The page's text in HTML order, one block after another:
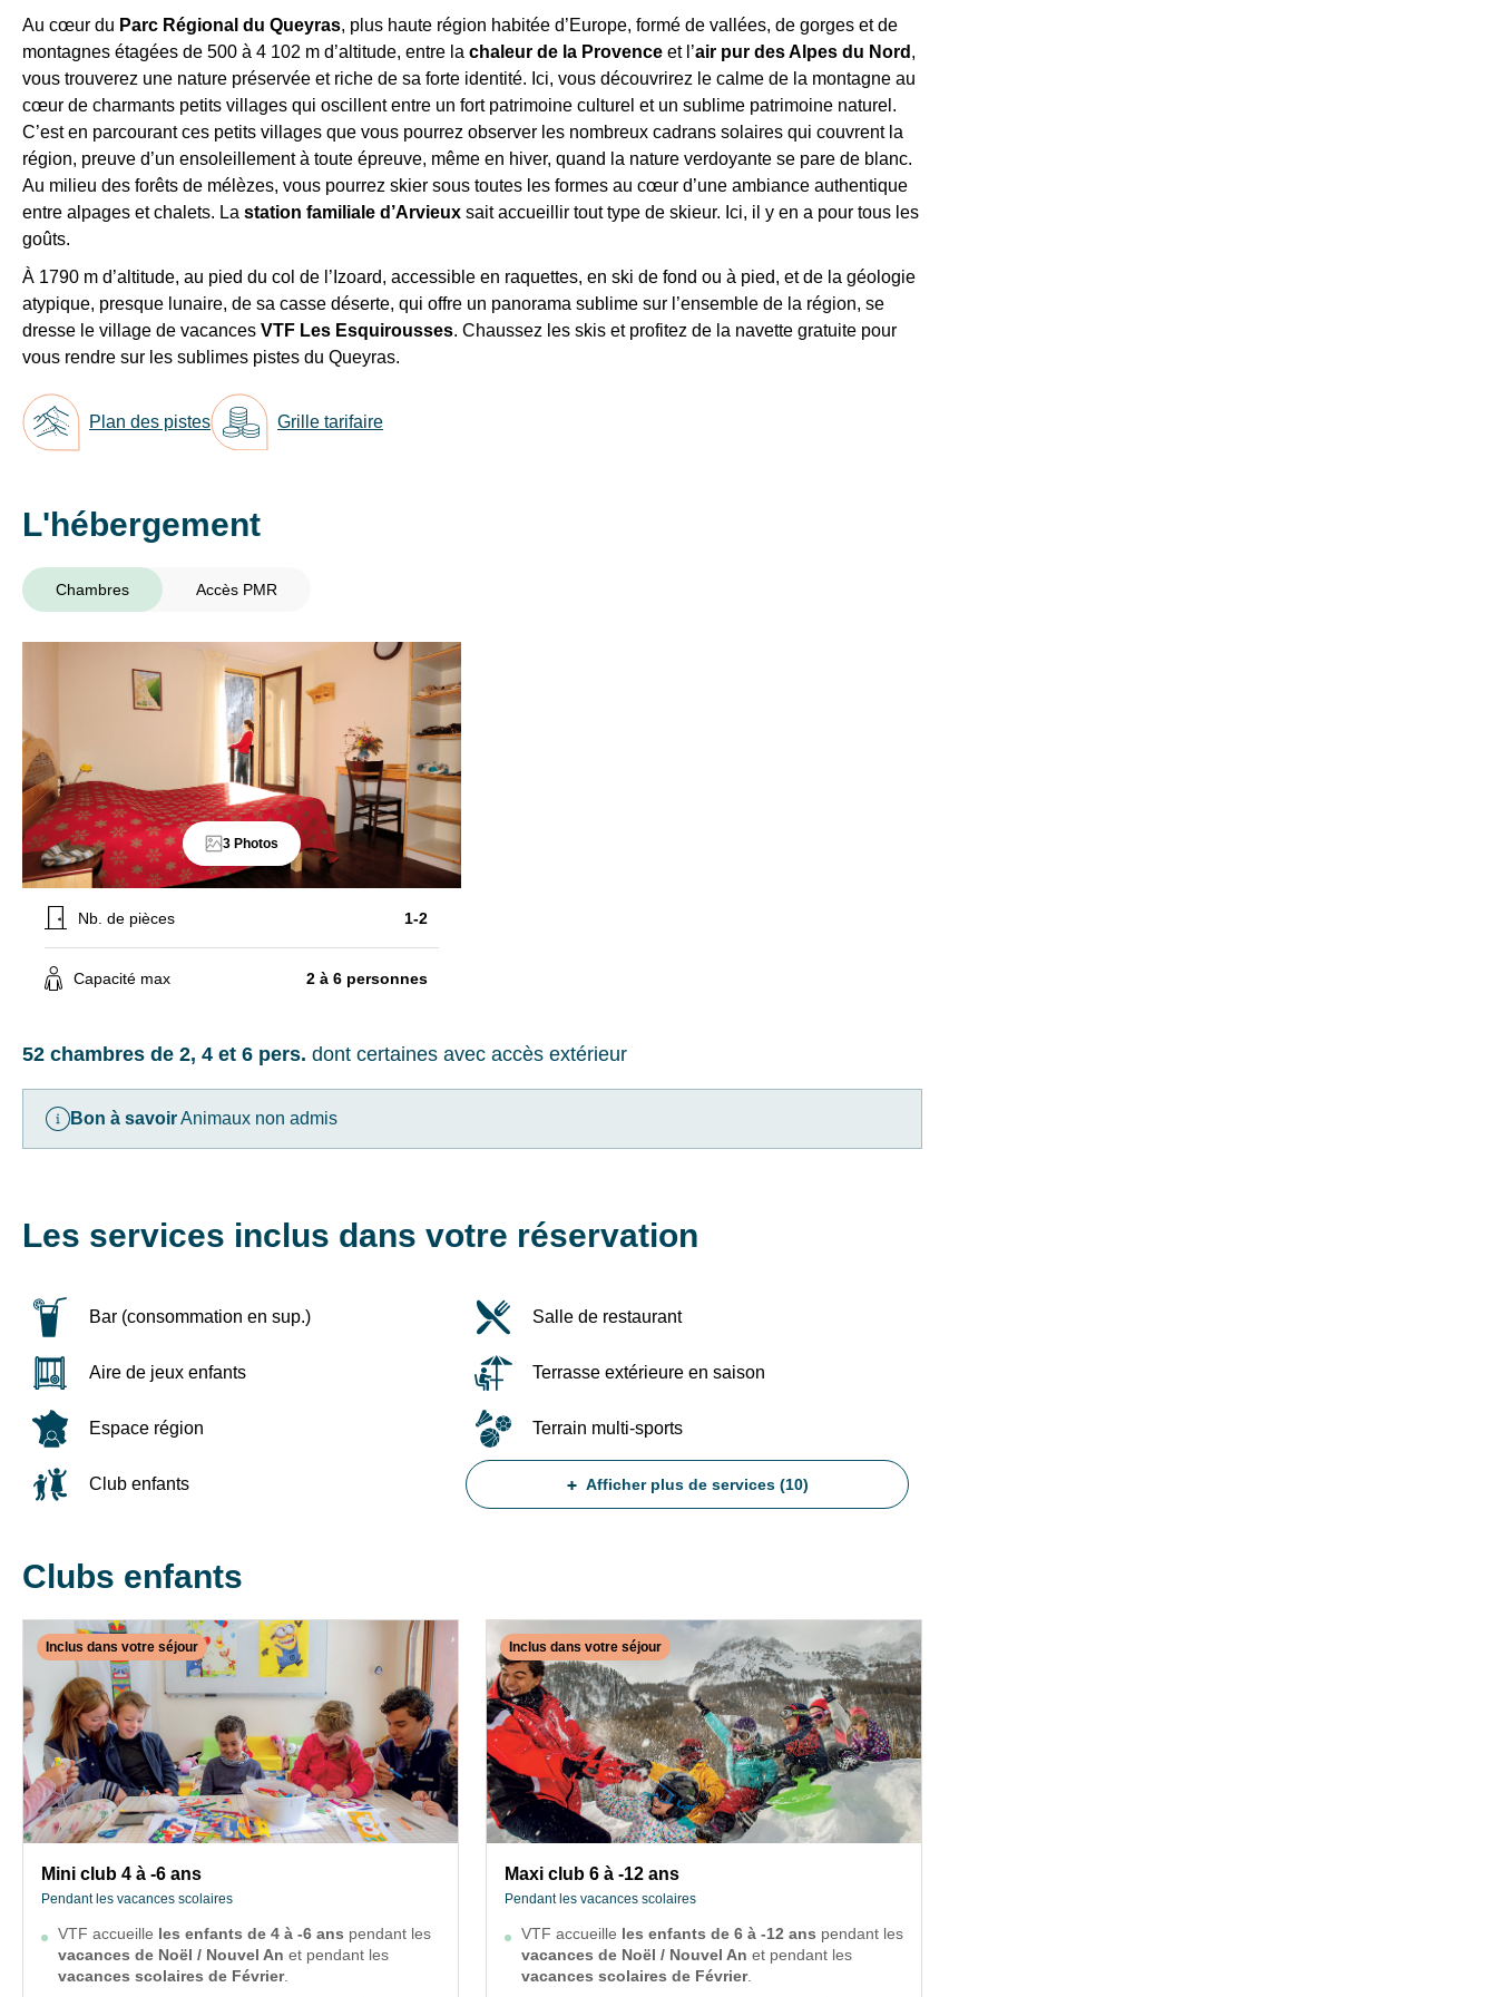
RECHERCHER
Une destination, un hôtel...
Au cœur du Parc Régional du Queyras, plus haute région habitée d’Europe, formé de vallées, de gorges et de
montagnes étagées de 500 à 4 102 m d’altitude, entre la chaleur de la Provence et l’air pur des Alpes du Nord ,
vous trouverez une nature préservée et riche de sa forte identité. Ici, vous découvrirez le calme de la montagne au
cœur de charmants petits villages qui oscillent entre un fort patrimoine culturel et un sublime patrimoine naturel.
C’est en parcourant ces petits villages que vous pourrez observer les nombreux cadrans solaires qui couvrent la
région, preuve d’un ensoleillement à toute épreuve, même en hiver, quand la nature verdoyante se pare de blanc.
Au milieu des forêts de mélèzes, vous pourrez skier sous toutes les formes au cœur d’une ambiance authentique
entre alpages et chalets. La station familiale d’Arvieux sait accueillir tout type de skieur. Ici, il y en a pour tous les
goûts.
À 1790 m d’altitude, au pied du col de l’Izoard, accessible en raquettes, en ski de fond ou à pied, et de la géologie
atypique, presque lunaire, de sa casse déserte, qui offre un panorama sublime sur l’ensemble de la région, se
dresse le village de vacances VTF Les Esquirousses. Chaussez les skis et profitez de la navette gratuite pour
vous rendre sur les sublimes pistes du Queyras.
Plan des pistes Grille tarifaire
L'hébergement
Chambres Accès PMR
3 Photos
Nb. de pièces 1-2
Capacité max 2 à 6 personnes
52 chambres de 2, 4 et 6 pers. dont certaines avec accès extérieur
Bon à savoirAnimaux non admis
Les services inclus dans votre réservation
Bar (consommation en sup.) Salle de restaurant
Aire de jeux enfants Terrasse extérieure en saison
Espace région Terrain multi-sports
Club enfants Afficher plus de services (10)
Clubs enfants
Inclus dans votre séjour
Mini club 4 à -6 ans
Pendant les vacances scolaires
VTF accueille les enfants de 4 à -6 ans pendant les
vacances de Noël / Nouvel An et pendant les
vacances scolaires de Février.
Fermer
INCLUS DANS VOTRE SÉJOUR
Mini club 4 à -6 ans
Pendant les vacances scolaires
Inclus dans votre séjour
Maxi club 6 à -12 ans
Pendant les vacances scolaires
VTF accueille les enfants de 6 à -12 ans pendant les
vacances de Noël / Nouvel An et pendant les
vacances scolaires de Février.
✕ Fermer
INCLUS DANS VOTRE SÉJOUR
Maxi club 6 à -12 ans
Pendant les vacances scolaires